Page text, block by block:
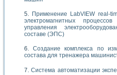
Применение LabVIEW real-
электромагнитных
управления
составе (ЭПС)
Создание комплекса по
состава для тренажера
Система автоматизации